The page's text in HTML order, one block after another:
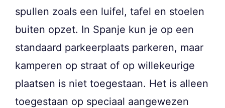
spullen zoals een luifel, tafel en stoelen
buiten opzet. In Spanje kun je op een
standaard parkeerplaats parkeren, maar
kamperen op straat of op willekeurige
plaatsen is niet toegestaan. Het is alleen
toegestaan op speciaal aangewezen